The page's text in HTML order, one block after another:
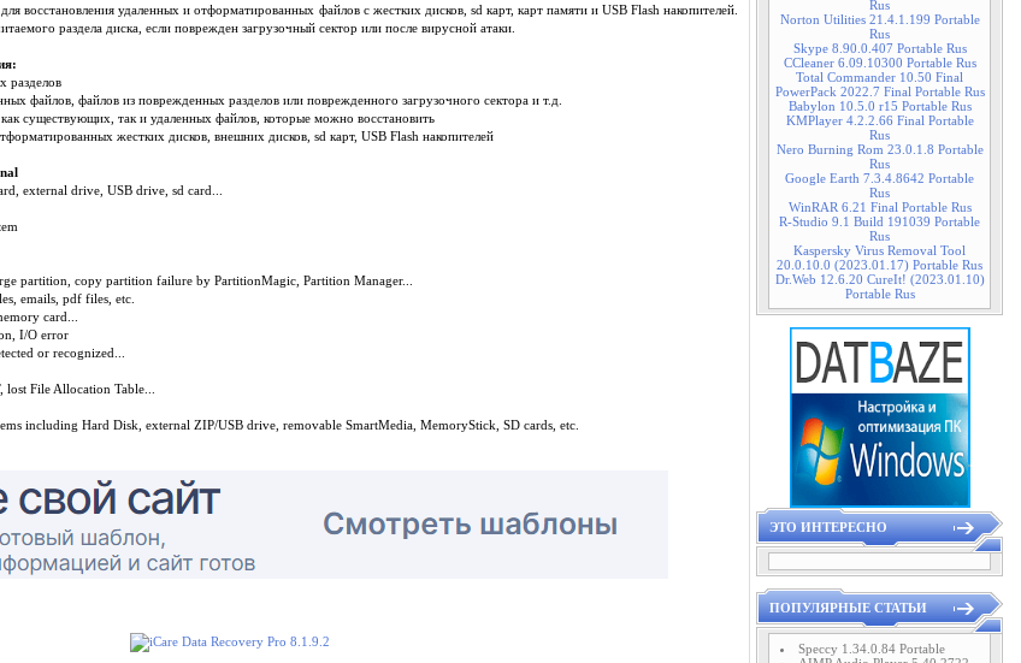
восстановления удаленных и отформатированных файлов с жестких дисков, sd карт, карт памяти и USB Flash накопителей.
раздела диска, если поврежден загрузочный сектор или после вирусной атаки.
разделов
файлов, файлов из поврежденных разделов или поврежденного загрузочного сектора и т.д.
существующих, так и удаленных файлов, которые можно восстановить
жестких дисков, внешних дисков, sd карт, USB Flash накопителей
external drive, USB drive, sd card...
partition, copy partition failure by PartitionMagic, Partition Manager...
emails, pdf files, etc.
card...
I/O error
or recognized...
File Allocation Table...
including Hard Disk, external ZIP/USB drive, removable SmartMedia, MemoryStick, SD cards, etc.
Rus
Norton Utilities 21.4.1.199 Portable
Rus
Skype 8.90.0.407 Portable Rus
CCleaner 6.09.10300 Portable Rus
Total Commander 10.50 Final
PowerPack 2022.7 Final Portable Rus
Babylon 10.5.0 r15 Portable Rus
KMPlayer 4.2.2.66 Final Portable
Rus
Nero Burning Rom 23.0.1.8 Portable
Rus
Google Earth 7.3.4.8642 Portable
Rus
WinRAR 6.21 Final Portable Rus
R-Studio 9.1 Build 191039 Portable
Rus
Kaspersky Virus Removal Tool
20.0.10.0 (2023.01.17) Portable Rus
Dr.Web 12.6.20 CureIt! (2023.01.10)
Portable Rus
ЭТО ИНТЕРЕСНО
ПОПУЛЯРНЫЕ СТАТЬИ
Speccy 1.34.0.84 Portable